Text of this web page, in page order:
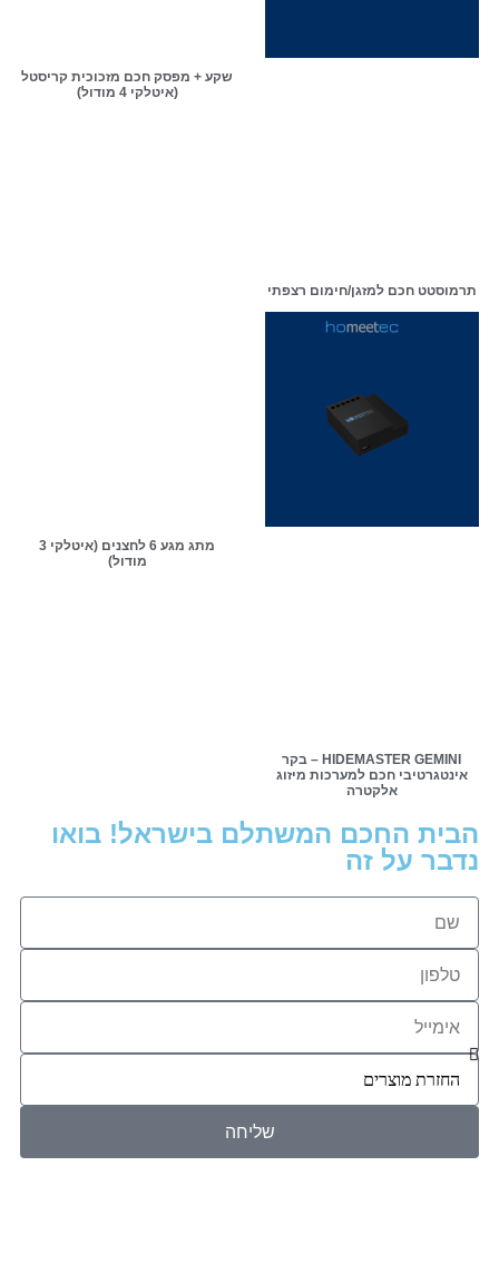
תרמוסטט חכם למזגן/חימום רצפתי
שקע + מפסק חכם מזכוכית קריסטל
(איטלקי 4 מודול)
HIDEMASTER GEMINI – בקר
אינטגרטיבי חכם למערכות מיזוג
אלקטרה
מתג מגע 6 לחצנים (איטלקי 3
מודול)
הבית החכם המשתלם בישראל! בואו
נדבר על זה
שליחה